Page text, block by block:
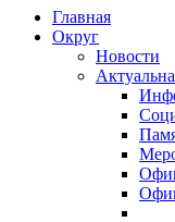
Главная
Округ
Новости